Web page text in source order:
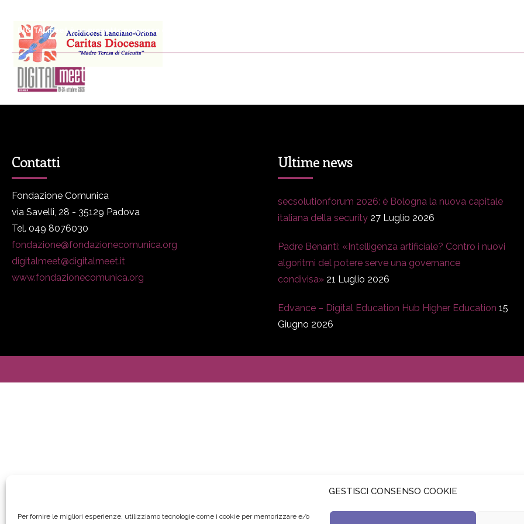
GESTISCI CONSENSO COOKIE
Per fornire le migliori esperienze, utilizziamo tecnologie come i cookie per memorizzare e/o
DIGITALmeet è un progetto promosso da Fondazione Comunica
Contatti
Fondazione Comunica
via Savelli, 28 - 35129 Padova
Tel. 049 8076030
fondazione@fondazionecomunica.org
digitalmeet@digitalmeet.it
www.fondazionecomunica.org
Ultime news
secsolutionforum 2026: è Bologna la nuova capitale
italiana della security 27 Luglio 2026
Padre Benanti: «Intelligenza artificiale? Contro i nuovi
algoritmi del potere serve una governance
condivisa» 21 Luglio 2026
Edvance – Digital Education Hub Higher Education 15
Giugno 2026